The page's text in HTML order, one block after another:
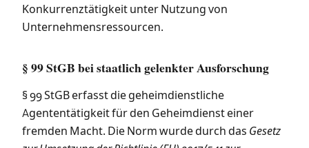
Konkurrenztätigkeit unter Nutzung von
Unternehmensressourcen.
§ 99 StGB bei staatlich gelenkter Ausforschung
§ 99 StGB erfasst die geheimdienstliche
Agententätigkeit für den Geheimdienst einer
fremden Macht. Die Norm wurde durch das Gesetz